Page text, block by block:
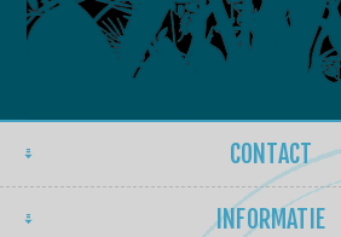
CONTACT
INFORMATIE